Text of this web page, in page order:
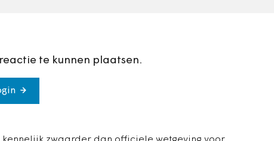
te kunnen plaatsen.